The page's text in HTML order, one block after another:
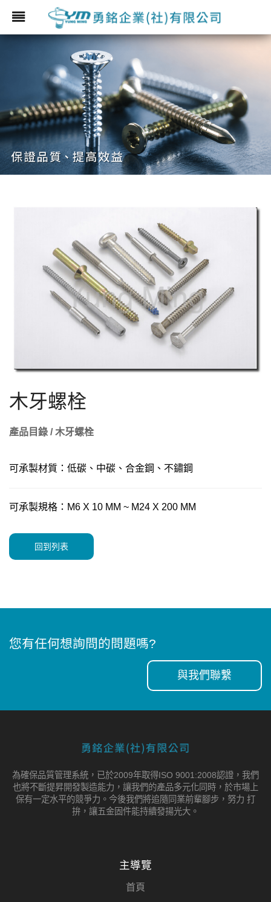
木牙螺栓
產品目錄 / 木牙螺栓
可承製材質：低碳、中碳、合金鋼、不鏽鋼
可承製規格：M6 X 10 MM ~ M24 X 200 MM
回到列表
您有任何想詢問的問題嗎?
與我們聯繫
為確保品質管理系統，已於2009年取得ISO 9001:2008認證，我們
也將不斷提昇開發製造能力，讓我們的產品多元化同時，於市場上
保有一定水平的競爭力。今後我們將追隨同業前輩腳步，努力 打
拚，讓五金固件能持續發揚光大。
主導覽
首頁